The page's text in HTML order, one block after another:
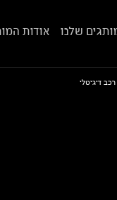
שלנו אודות
דיגיטלי